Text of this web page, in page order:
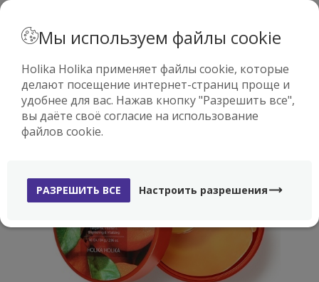
Мы используем файлы cookie
Holika Holika применяет файлы cookie, которые
делают посещение интернет-страниц проще и
удобнее для вас. Нажав кнопку "Разрешить все",
вы даёте своё согласие на использование
файлов cookie.
РАЗРЕШИТЬ ВСЕ Настроить разрешения